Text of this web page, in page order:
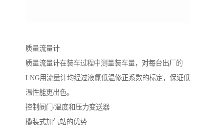
质量流量计
质量流量计在装车过程中测量装车量，对每台出厂的
LNG用流量计均经过液氮低温修正系数的标定，保证低
温性能更出色。
控制阀门/温度和压力变送器
橇装式加气站的优势